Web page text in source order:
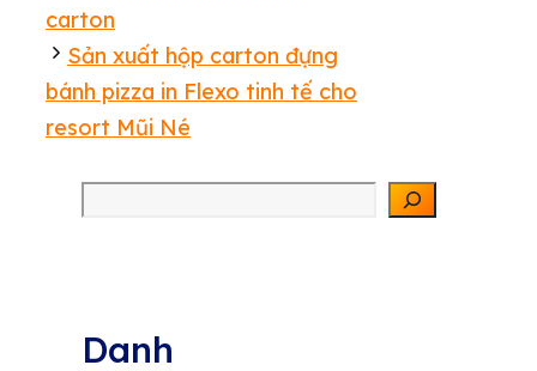
carton
Sản xuất hộp carton đựng
bánh pizza in Flexo tinh tế cho
resort Mũi Né
Danh